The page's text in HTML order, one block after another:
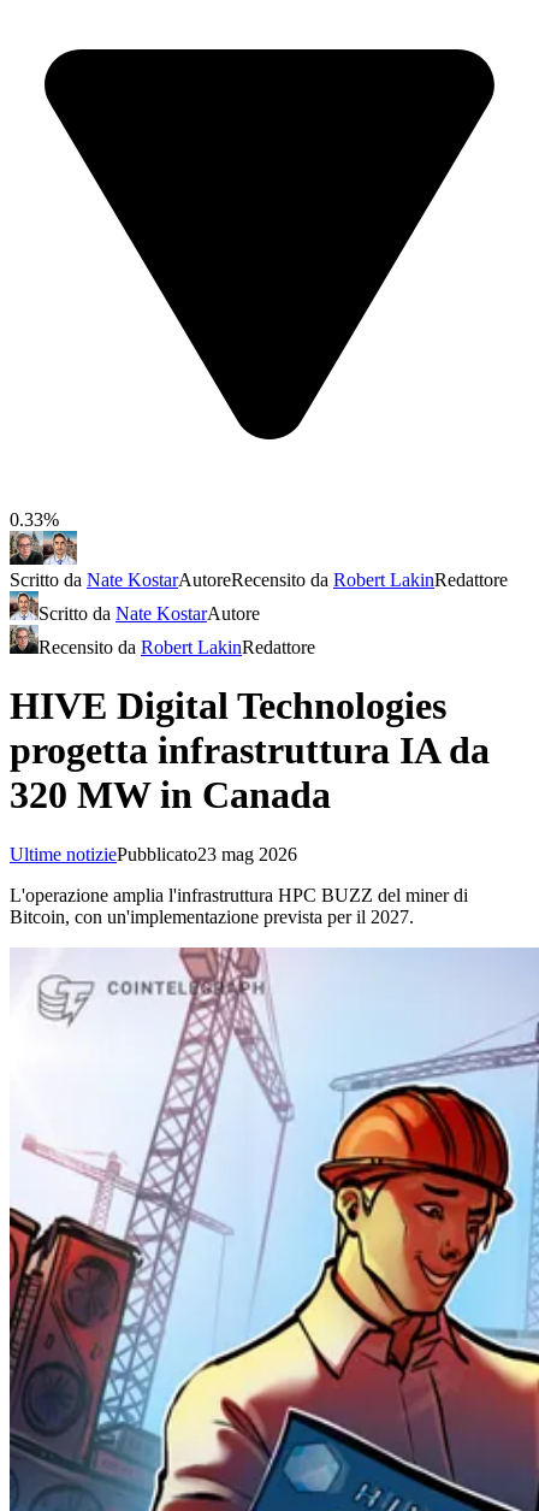
0.33%
Scritto da Nate KostarAutoreRecensito da Robert LakinRedattore
Scritto da Nate KostarAutore
Recensito da Robert LakinRedattore
HIVE Digital Technologies
progetta infrastruttura IA da
320 MW in Canada
Ultime notiziePubblicato23 mag 2026
L'operazione amplia l'infrastruttura HPC BUZZ del miner di
Bitcoin, con un'implementazione prevista per il 2027.